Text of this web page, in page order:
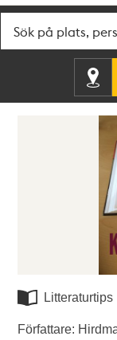
Litteraturtips
Författare: